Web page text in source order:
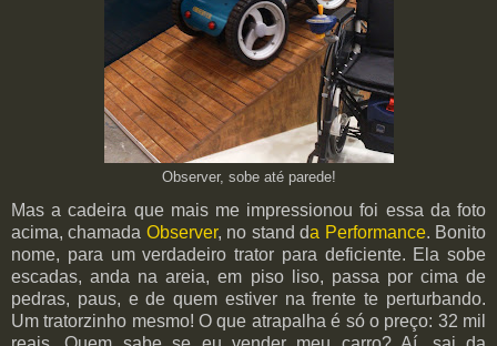
Observer, sobe até parede!
Mas a cadeira que mais me impressionou foi essa da foto
acima, chamada Observer, no stand da Performance. Bonito
nome, para um verdadeiro trator para deficiente. Ela sobe
escadas, anda na areia, em piso liso, passa por cima de
pedras, paus, e de quem estiver na frente te perturbando.
Um tratorzinho mesmo! O que atrapalha é só o preço: 32 mil